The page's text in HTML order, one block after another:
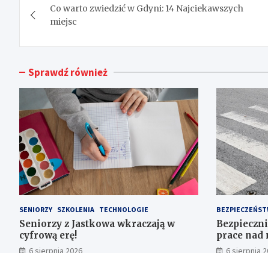
wpisu
Co warto zwiedzić w Gdyni: 14 Najciekawszych
miejsc
Sprawdź również
SENIORZY SZKOLENIA TECHNOLOGIE
Seniorzy z Jastkowa wkraczają w
cyfrową erę!
6 sierpnia 2026
prace
przejść dla
6 sierpnia